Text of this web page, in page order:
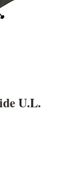
U.L.